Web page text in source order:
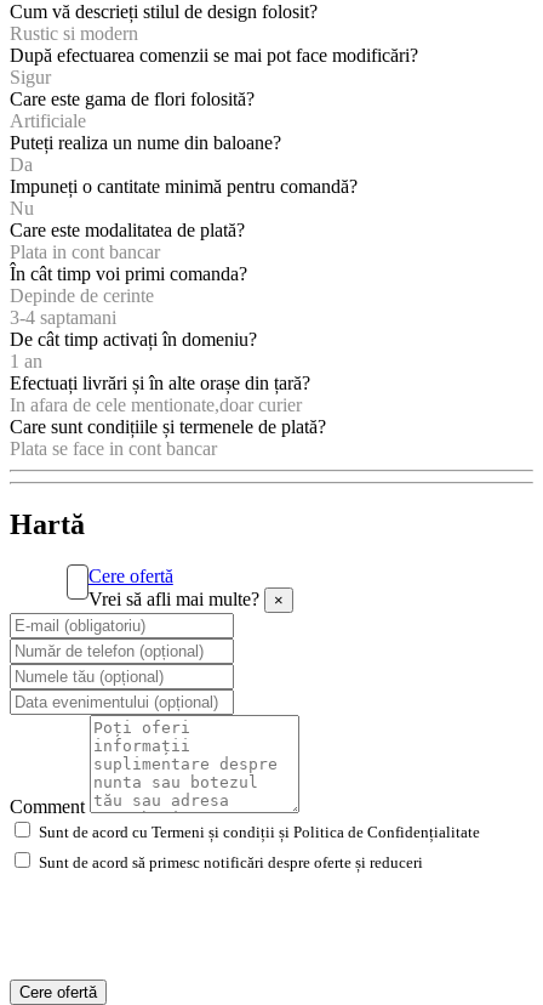
Cum vă descrieți stilul de design folosit?
Rustic si modern
După efectuarea comenzii se mai pot face modificări?
Sigur
Care este gama de flori folosită?
Artificiale
Puteți realiza un nume din baloane?
Da
Impuneți o cantitate minimă pentru comandă?
Nu
Care este modalitatea de plată?
Plata in cont bancar
În cât timp voi primi comanda?
Depinde de cerinte
3-4 saptamani
De cât timp activați în domeniu?
1 an
Efectuați livrări și în alte orașe din țară?
In afara de cele mentionate,doar curier
Care sunt condițiile și termenele de plată?
Plata se face in cont bancar
Hartă
Cere ofertă
Vrei să afli mai multe?
×
Comment
Sunt de acord cu Termeni și condiții și Politica de Confidențialitate
Sunt de acord să primesc notificări despre oferte și reduceri
Cere ofertă